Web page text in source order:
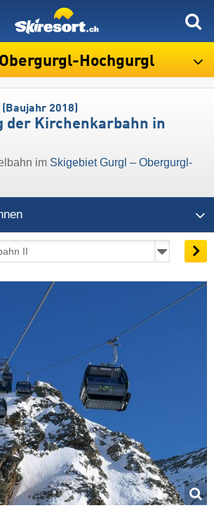
Hochgurgl
2018)
der Kirchenkarbahn in
im Skigebiet Gurgl – Obergurgl-